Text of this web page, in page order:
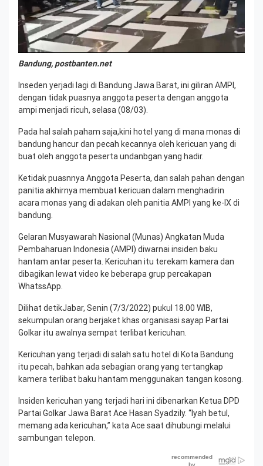
Bandung, postbanten.net
Inseden yerjadi lagi di Bandung Jawa Barat, ini giliran AMPI,
dengan tidak puasnya anggota peserta dengan anggota
ampi menjadi ricuh, selasa (08/03).
Pada hal salah paham saja,kini hotel yang di mana monas di
bandung hancur dan pecah kecannya oleh kericuan yang di
buat oleh anggota peserta undanbgan yang hadir.
Ketidak puasnnya Anggota Peserta, dan salah pahan dengan
panitia akhirnya membuat kericuan dalam menghadirin
acara monas yang di adakan oleh panitia AMPI yang ke-IX di
bandung.
Gelaran Musyawarah Nasional (Munas) Angkatan Muda
Pembaharuan Indonesia (AMPI) diwarnai insiden baku
hantam antar peserta. Kericuhan itu terekam kamera dan
dibagikan lewat video ke beberapa grup percakapan
WhatssApp.
Dilihat detikJabar, Senin (7/3/2022) pukul 18.00 WIB,
sekumpulan orang berjaket khas organisasi sayap Partai
Golkar itu awalnya sempat terlibat kericuhan.
Kericuhan yang terjadi di salah satu hotel di Kota Bandung
itu pecah, bahkan ada sebagian orang yang tertangkap
kamera terlibat baku hantam menggunakan tangan kosong.
Insiden kericuhan yang terjadi hari ini dibenarkan Ketua DPD
Partai Golkar Jawa Barat Ace Hasan Syadzily. “Iyah betul,
memang ada kericuhan,” kata Ace saat dihubungi melalui
sambungan telepon.